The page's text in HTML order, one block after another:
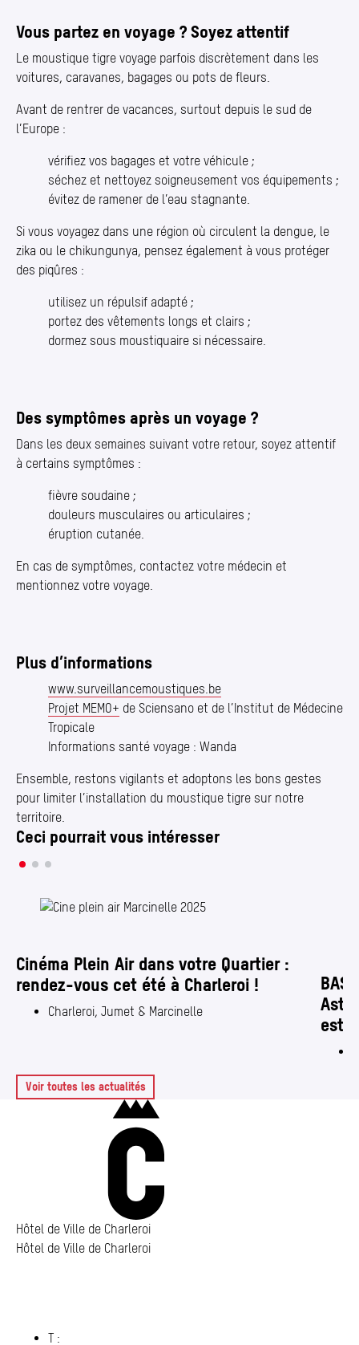
Vous partez en voyage ? Soyez attentif
Le moustique tigre voyage parfois discrètement dans les
voitures, caravanes, bagages ou pots de fleurs.
Avant de rentrer de vacances, surtout depuis le sud de
l’Europe :
vérifiez vos bagages et votre véhicule ;
séchez et nettoyez soigneusement vos équipements ;
évitez de ramener de l’eau stagnante.
Si vous voyagez dans une région où circulent la dengue, le
zika ou le chikungunya, pensez également à vous protéger
des piqûres :
utilisez un répulsif adapté ;
portez des vêtements longs et clairs ;
dormez sous moustiquaire si nécessaire.
Des symptômes après un voyage ?
Dans les deux semaines suivant votre retour, soyez attentif
à certains symptômes :
fièvre soudaine ;
douleurs musculaires ou articulaires ;
éruption cutanée.
En cas de symptômes, contactez votre médecin et
mentionnez votre voyage.
Plus d’informations
www​.surveillancemoustiques​.be
Projet MEMO+ de Sciensano et de l’Institut de Médecine
Tropicale
Informations santé voyage : Wanda
Ensemble, restons vigilants et adoptons les bons gestes
pour limiter l’installation du moustique tigre sur notre
territoire.
Ceci pourrait vous intéresser
Cinéma Plein Air dans votre Quartier :
rendez-vous cet été à Charleroi !
Charleroi, Jumet & Marcinelle
Voir toutes les actualités
Hôtel de Ville de Charleroi
Hôtel de Ville de Charleroi
T :